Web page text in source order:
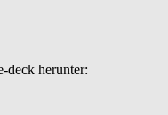
deck herunter: